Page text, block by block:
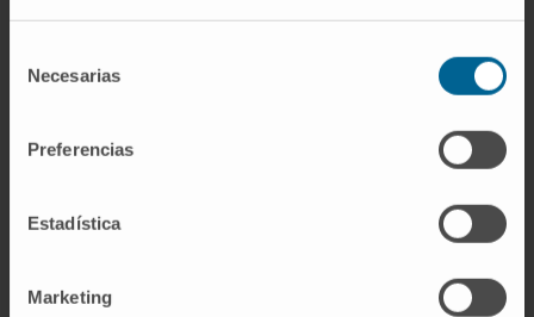
Necesarias
Preferencias
Estadística
Marketing
Collaborateur enseignant au JOICE
Universidad de Navarra), 2022 et 2024.
Auteur de 2 publications scientifiques.
orales et écrites dans des congrès